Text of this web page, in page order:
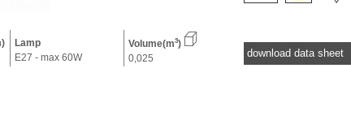
Lamp
E27 - max 60W
Volume(m3)
0,025
download data sheet